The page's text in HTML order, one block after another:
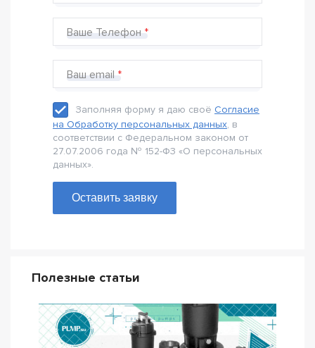
Ваше Телефон
Ваш email
Заполняя форму я даю своё Согласие
на Обработку персональных данных, в
соответствии с Федеральном законом от
27.07.2006 года № 152-Ф3 «О персональных
данных».
Оставить заявку
Полезные статьи